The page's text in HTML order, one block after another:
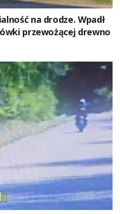
na drodze. Wpadł
przewożącej drewno